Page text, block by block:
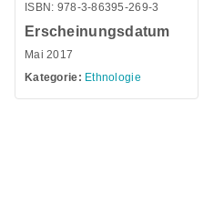
ISBN: 978-3-86395-269-3
Erscheinungsdatum
Mai 2017
Kategorie: Ethnologie